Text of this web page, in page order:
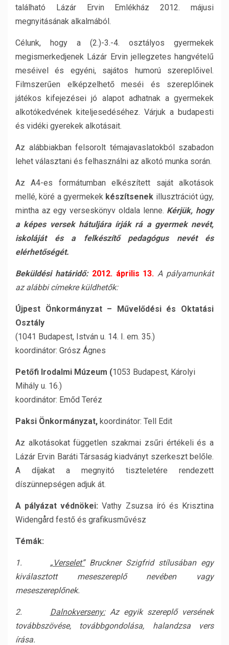
található Lázár Ervin Emlékház 2012. májusi
megnyitásának alkalmából.
Célunk, hogy a (2.)-3.-4. osztályos gyermekek
megismerkedjenek Lázár Ervin jellegzetes hangvételű
meséivel és egyéni, sajátos humorú szereplőivel.
Filmszerűen elképzelhető meséi és szereplőinek
játékos kifejezései jó alapot adhatnak a gyermekek
alkotókedvének kiteljesedéséhez. Várjuk a budapesti
és vidéki gyerekek alkotásait.
Az alábbiakban felsorolt témajavaslatokból szabadon
lehet választani és felhasználni az alkotó munka során.
Az A4-es formátumban elkészített saját alkotások
mellé, köré a gyermekek készítsenek illusztrációt úgy,
mintha az egy verseskönyv oldala lenne. Kérjük, hogy
a képes versek hátuljára írják rá a gyermek nevét,
iskoláját és a felkészítő pedagógus nevét és
elérhetőségét.
Beküldési határidő: 2012. április 13. A pályamunkát
az alábbi címekre küldhetők:
Újpest Önkormányzat – Művelődési és Oktatási
Osztály
(1041 Budapest, István u. 14. I. em. 35.)
koordinátor: Grósz Ágnes
Petőfi Irodalmi Múzeum (1053 Budapest, Károlyi
Mihály u. 16.)
koordinátor: Emőd Teréz
Paksi Önkormányzat, koordinátor: Tell Edit
Az alkotásokat független szakmai zsűri értékeli és a
Lázár Ervin Baráti Társaság kiadványt szerkeszt belőle.
A díjakat a megnyitó tiszteletére rendezett
díszünnepségen adjuk át.
A pályázat védnökei: Vathy Zsuzsa író és Krisztina
Widengård festő és grafikusművész
Témák:
1. „Verselet”Bruckner Szigfrid stílusában egy
kiválasztott meseszereplő nevében vagy
meseszereplőnek.
2. Dalnokverseny:Az egyik szereplő versének
továbbszövése, továbbgondolása, halandzsa vers
írása.